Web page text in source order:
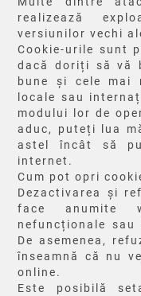
realizează
versiunilor vechi
Cookie-urile sunt
dacă doriți să vă
bune și cele mai
locale sau
modului lor de
aduc, puteți lua
astel încât să
internet.
Cum pot opri
Dezactivarea și
face anumite
nefuncționale
De asemenea,
înseamnă că nu
online.
Este posibilă